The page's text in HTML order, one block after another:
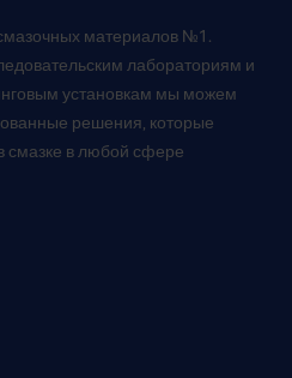
материалов №1.
лабораториям и
установкам мы можем
решения, которые
смазке в любой сфере